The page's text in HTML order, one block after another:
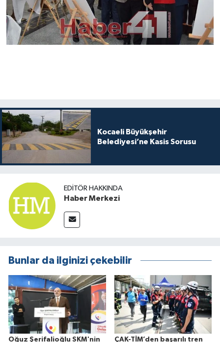
Kocaeli Büyükşehir
Belediyesi’ne Kasis Sorusu
EDITÖR HAKKINDA
Haber Merkezi
Bunlar da ilginizi çekebilir
Oğuz Şerifalioğlu SKM'nin ÇAK-TİM’den başarılı tren